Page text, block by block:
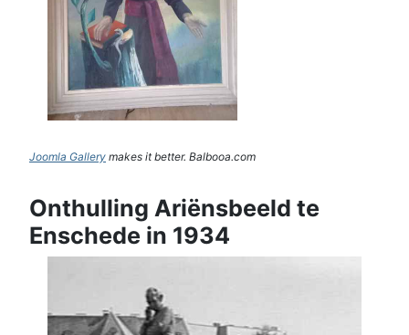
Joomla Gallery makes it better. Balbooa.com
Onthulling Ariënsbeeld te
Enschede in 1934